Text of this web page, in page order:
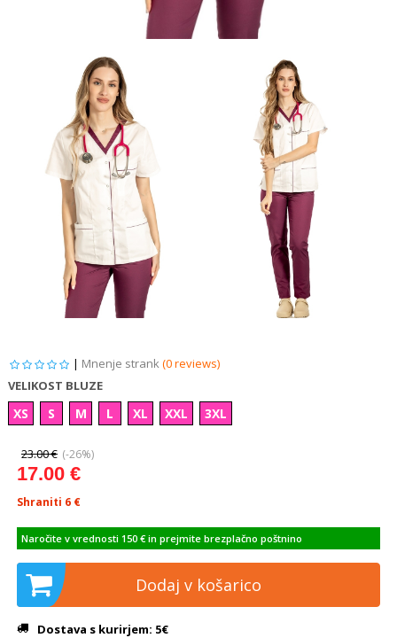
| Mnenje strank(0 reviews)
VELIKOST BLUZE
XS S M L XL XXL 3XL
23.00 € (-26%)
17.00 €
Shraniti 6 €
Naročite v vrednosti 150 € in prejmite brezplačno poštnino
Dodaj v košarico
Dostava s kurirjem: 5€